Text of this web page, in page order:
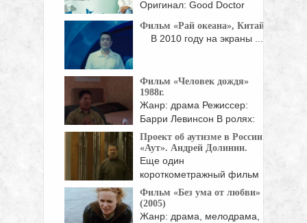
Оригинал: Good Doctor
Страна: Корея Южная Год:
...
Фильм «Рай океана», Китай.
В 2010 году на экраны ...
Фильм «Человек дождя»
1988г.
Жанр: драма Режиссер:
Барри Левинсон В ролях:
Дастин Хоффман, Том ...
Проект об аутизме в России
«Аут». Андрей Долинин.
Еще один
короткометражный фильм
Любовь Аркус и ...
Фильм «Без ума от любви»
(2005)
Жанр: драма, мелодрама,